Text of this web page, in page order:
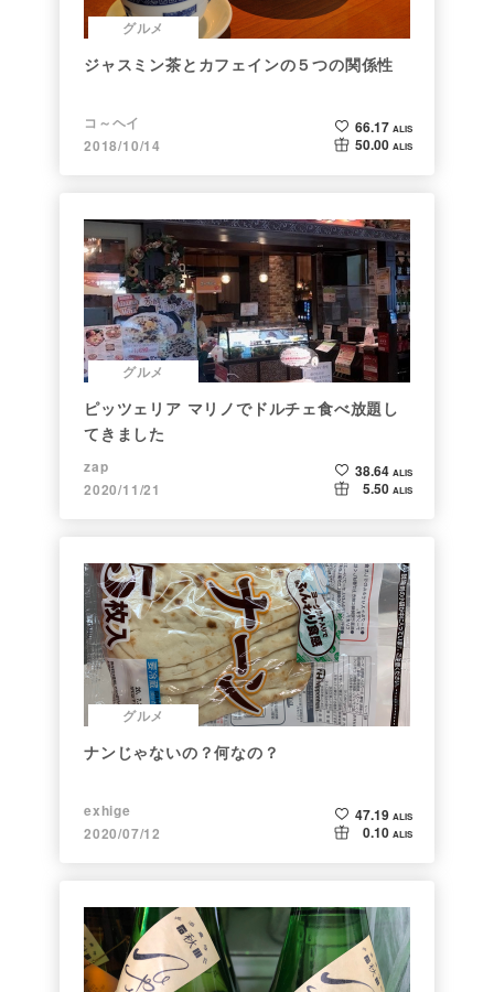
グルメ
ジャスミン茶とカフェインの５つの関係性
コ～ヘイ
2018/10/14
66.17 ALIS
50.00 ALIS
グルメ
ピッツェリア マリノでドルチェ食べ放題し
てきました
zap
2020/11/21
38.64 ALIS
5.50 ALIS
グルメ
ナンじゃないの？何なの？
exhige
2020/07/12
47.19 ALIS
0.10 ALIS